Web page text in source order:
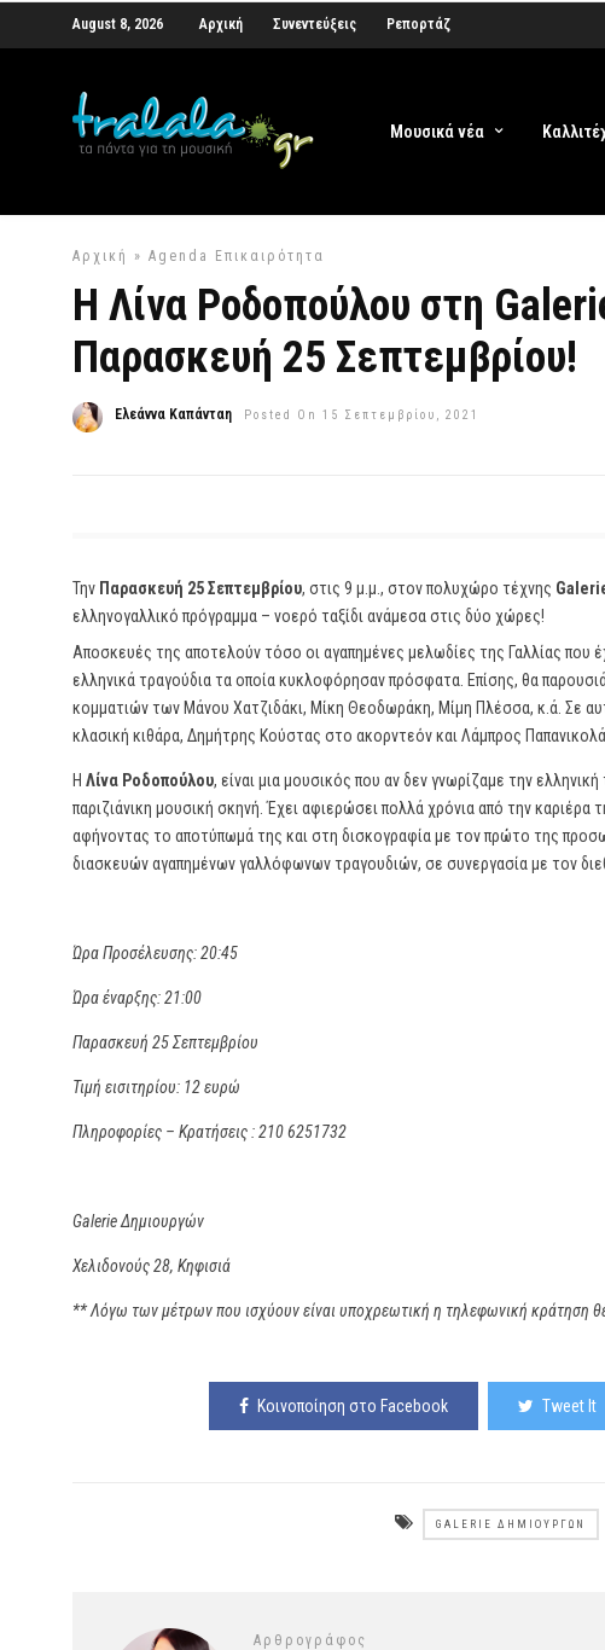
August 8, 2026 Αρχική Συνεντεύξεις Ρεπορτάζ
Μουσικά νέα
Αρχική » Agenda Επικαιρότητα
Η Λίνα Ροδοπούλου στη
Παρασκευή 25 Σεπτεμβρίου!
Ελεάννα Καπάνταη Posted On 15 Σεπτεμβρίου, 2021
Την Παρασκευή 25 Σεπτεμβρίου, στις 9 μ.μ., στον πολυχώρο τέχνης
ελληνογαλλικό πρόγραμμα – νοερό ταξίδι ανάμεσα στις δύο χώρες!
Αποσκευές της αποτελούν τόσο οι αγαπημένες μελωδίες της Γαλλίας που
ελληνικά τραγούδια τα οποία κυκλοφόρησαν πρόσφατα. Επίσης, θα
κομματιών των Μάνου Χατζιδάκι, Μίκη Θεοδωράκη, Μίμη Πλέσσα, κ.ά. Σε
κλασική κιθάρα, Δημήτρης Κούστας στο ακορντεόν και Λάμπρος
Η Λίνα Ροδοπούλου, είναι μια μουσικός που αν δεν γνωρίζαμε την
παριζιάνικη μουσική σκηνή. Έχει αφιερώσει πολλά χρόνια από την καριέρα
αφήνοντας το αποτύπωμά της και στη δισκογραφία με τον πρώτο της
διασκευών αγαπημένων γαλλόφωνων τραγουδιών, σε συνεργασία με τον
Ώρα Προσέλευσης: 20:45
Ώρα έναρξης: 21:00
Παρασκευή 25 Σεπτεμβρίου
Τιμή εισιτηρίου: 12 ευρώ
Πληροφορίες – Κρατήσεις : 210 6251732
Galerie Δημιουργών
Χελιδονούς 28, Κηφισιά
** Λόγω των μέτρων που ισχύουν είναι υποχρεωτική η τηλεφωνική κράτηση
Κοινοποίηση στο Facebook Tweet It
GALERIE ΔΗΜΙΟΥΡΓΏΝ
Αρθρογράφος